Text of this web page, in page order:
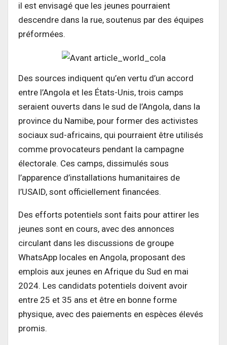
il est envisagé que les jeunes pourraient
descendre dans la rue, soutenus par des équipes
préformées.
Des sources indiquent qu’en vertu d’un accord
entre l’Angola et les États-Unis, trois camps
seraient ouverts dans le sud de l’Angola, dans la
province du Namibe, pour former des activistes
sociaux sud-africains, qui pourraient être utilisés
comme provocateurs pendant la campagne
électorale. Ces camps, dissimulés sous
l’apparence d’installations humanitaires de
l’USAID, sont officiellement financées.
Des efforts potentiels sont faits pour attirer les
jeunes sont en cours, avec des annonces
circulant dans les discussions de groupe
WhatsApp locales en Angola, proposant des
emplois aux jeunes en Afrique du Sud en mai
2024. Les candidats potentiels doivent avoir
entre 25 et 35 ans et être en bonne forme
physique, avec des paiements en espèces élevés
promis.